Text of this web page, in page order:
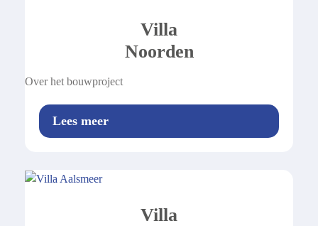
Villa
Noorden
Over het bouwproject
Lees meer
Villa